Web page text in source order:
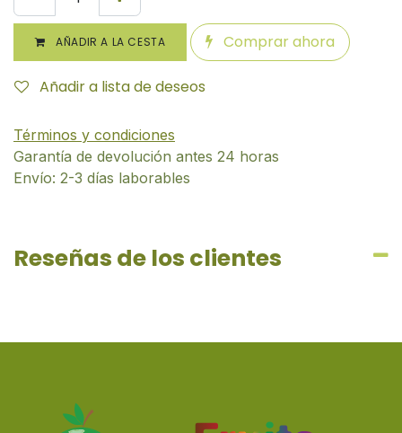
AÑADIR A LA CESTA Comprar ahora
Añadir a lista de deseos
Términos y condiciones
Garantía de devolución antes 24 horas
Envío: 2-3 días laborables
Reseñas de los clientes